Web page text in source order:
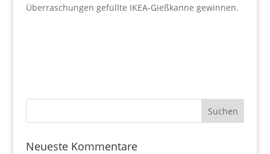
Überraschungen gefüllte IKEA-Gießkanne gewinnen.
Neueste Kommentare